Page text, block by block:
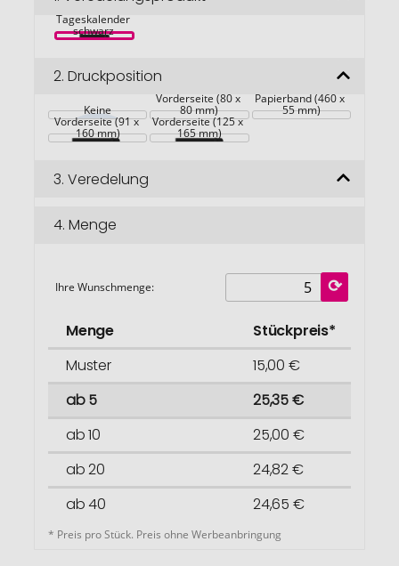
springenTageskalender
schwarz
2. Druckposition
Keine
Vorderseite (80 x
80 mm)
Papierband (460 x
55 mm)
Vorderseite (91 x
160 mm)
Vorderseite (125 x
165 mm)
3. Veredelung
4. Menge
Ihre Wunschmenge:
Menge
Stückpreis*
Muster
15,00 €
ab 5
25,35 €
ab 10
25,00 €
ab 20
24,82 €
ab 40
24,65 €
* Preis pro Stück. Preis ohne Werbeanbringung